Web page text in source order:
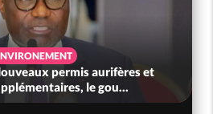
permis aurifères et
le gou...